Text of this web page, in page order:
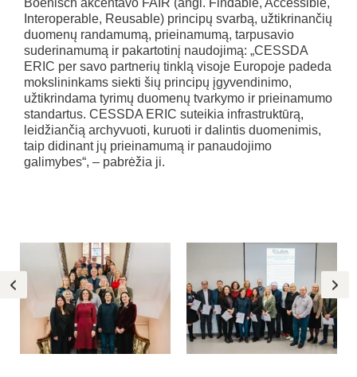
Boenisch akcentavo FAIR (angl. Findable, Accessible,
Interoperable, Reusable) principų svarbą, užtikrinančių
duomenų randamumą, prieinamumą, tarpusavio
suderinamumą ir pakartotinį naudojimą: „CESSDA
ERIC per savo partnerių tinklą visoje Europoje padeda
mokslininkams siekti šių principų įgyvendinimo,
užtikrindama tyrimų duomenų tvarkymo ir prieinamumo
standartus. CESSDA ERIC suteikia infrastruktūrą,
leidžiančią archyvuoti, kuruoti ir dalintis duomenimis,
taip didinant jų prieinamumą ir panaudojimo
galimybes“, – pabrėžia ji.